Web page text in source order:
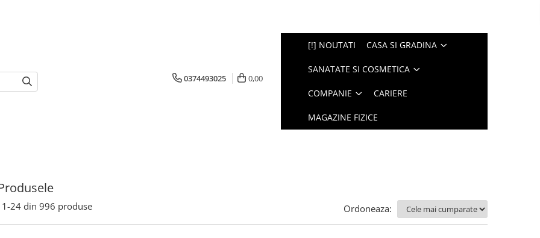
0374493025 0,00
[!] NOUTATI CASA SI GRADINA
SANATATE SI COSMETICA
COMPANIE CARIERE
MAGAZINE FIZICE
1-24 din 996 produse Ordoneaza: